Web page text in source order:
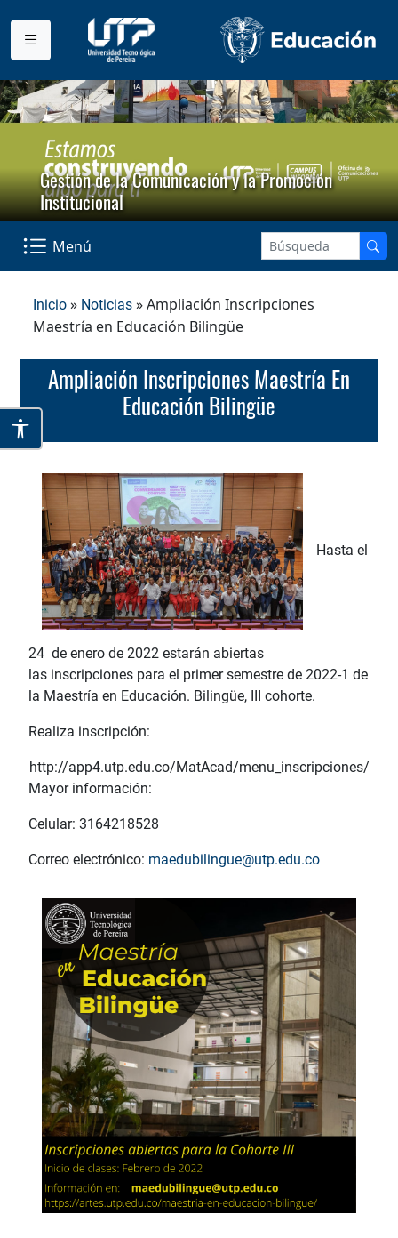
Gestión de la Comunicación y la Promoción
Institucional
Menú
Inicio » Noticias » Ampliación Inscripciones
Maestría en Educación Bilingüe
Ampliación Inscripciones Maestría En
Educación Bilingüe
Hasta el
24 de enero de 2022 estarán abiertas
las inscripciones para el primer semestre de 2022-1 de
la Maestría en Educación. Bilingüe, III cohorte.
Realiza inscripción:
http://app4.utp.edu.co/MatAcad/menu_inscripciones/
Mayor información:
Celular: 3164218528
Correo electrónico: maedubilingue@utp.edu.co